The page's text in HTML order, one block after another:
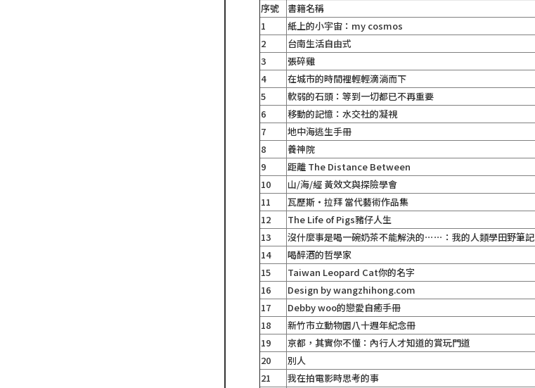
序號 書籍名稱
1
紙上的小宇宙：my cosmos
2
台南生活自由式
3
張碎雞
4
在城市的時間裡輕輕滴淌而下
5
軟弱的石頭：等到一切都已不再重要
6
移動的記憶：水交社的凝視
7
地中海逃生手冊
8
養神院
9
距離 The Distance Between
10
山/海/經 黃效文與探險學會
11
瓦歷斯‧拉拜 當代藝術作品集
12
The Life of Pigs豬仔人生
13
沒什麼事是喝一碗奶茶不能解決的⋯⋯：我的人類學田野筆記
14
喝醉酒的哲學家
15
Taiwan Leopard Cat你的名字
16
Design by wangzhihong.com
17
Debby woo的戀愛自癒手冊
18
新竹市立動物園八十週年紀念冊
19
京都，其實你不懂：內行人才知道的賞玩門道
20
別人
21
我在拍電影時思考的事